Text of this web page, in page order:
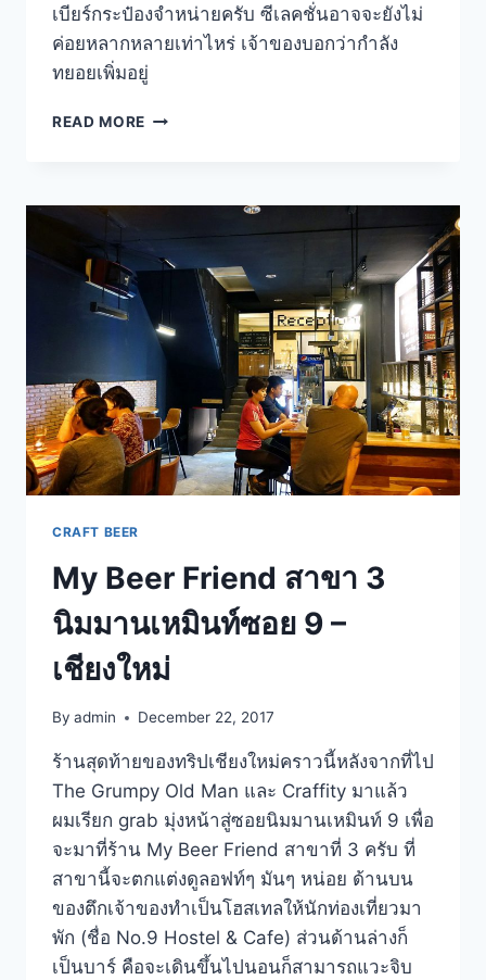
เบียร์กระป๋องจำหน่ายครับ ซีเลคชั่นอาจจะยังไม่
ค่อยหลากหลายเท่าไหร่ เจ้าของบอกว่ากำลัง
ทยอยเพิ่มอยู่
READ MORE KINNADEE
บน
แกล้ม
อาหาร
แก
นิค
สีลม
CRAFT BEER
My Beer Friend สาขา 3
นิมมานเหมินท์ซอย 9 –
เชียงใหม่
By admin December 22, 2017
ร้านสุดท้ายของทริปเชียงใหม่คราวนี้หลังจากที่ไป
The Grumpy Old Man และ Craffity มาแล้ว
ผมเรียก grab มุ่งหน้าสู่ซอยนิมมานเหมินท์ 9 เพื่อ
จะมาที่ร้าน My Beer Friend สาขาที่ 3 ครับ ที่
สาขานี้จะตกแต่งดูลอฟท์ๆ มันๆ หน่อย ด้านบน
ของตึกเจ้าของทำเป็นโฮสเทลให้นักท่องเที่ยวมา
พัก (ชื่อ No.9 Hostel & Cafe) ส่วนด้านล่างก็
เป็นบาร์ คือจะเดินขึ้นไปนอนก็สามารถแวะจิบ